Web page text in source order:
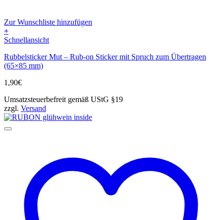
Zur Wunschliste hinzufügen
+
Schnellansicht
Rubbelsticker Mut – Rub-on Sticker mit Spruch zum Übertragen
(65×85 mm)
1,90€
Umsatzsteuerbefreit gemäß UStG §19
zzgl. Versand